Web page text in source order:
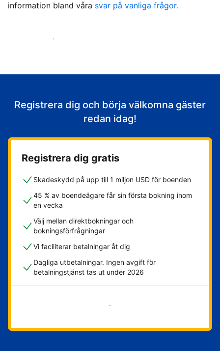
information bland våra svar på vanliga frågor.
Börja ta emot gäster
Registrera dig och börja välkomna gäster
redan idag!
Registrera dig gratis
Skadeskydd på upp till 1 miljon USD för boenden
45 % av boendeägare får sin första bokning inom
en vecka
Välj mellan direktbokningar och
bokningsförfrågningar
Vi faciliterar betalningar åt dig
Dagliga utbetalningar. Ingen avgift för
betalningstjänst tas ut under 2026
Kom igång nu